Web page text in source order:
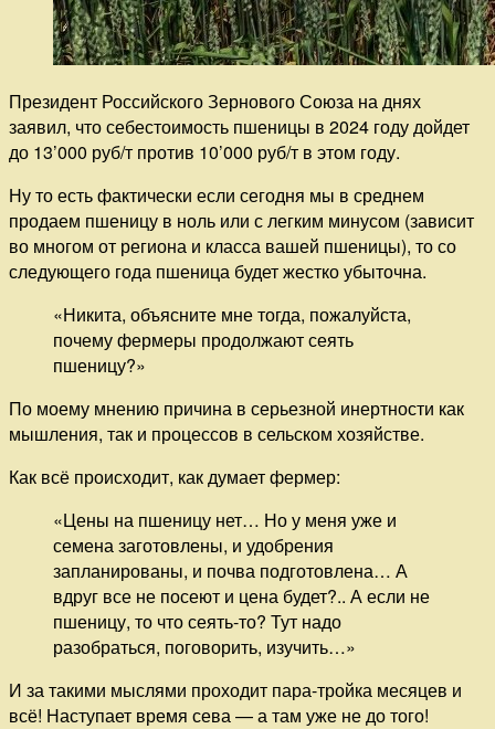
Президент Российского Зернового Союза на днях
заявил, что себестоимость пшеницы в 2024 году дойдет
до 13’000 руб/т против 10’000 руб/т в этом году.
Ну то есть фактически если сегодня мы в среднем
продаем пшеницу в ноль или с легким минусом (зависит
во многом от региона и класса вашей пшеницы), то со
следующего года пшеница будет жестко убыточна.
«Никита, объясните мне тогда, пожалуйста,
почему фермеры продолжают сеять
пшеницу?»
По моему мнению причина в серьезной инертности как
мышления, так и процессов в сельском хозяйстве.
Как всё происходит, как думает фермер:
«Цены на пшеницу нет… Но у меня уже и
семена заготовлены, и удобрения
запланированы, и почва подготовлена… А
вдруг все не посеют и цена будет?.. А если не
пшеницу, то что сеять-то? Тут надо
разобраться, поговорить, изучить…»
И за такими мыслями проходит пара-тройка месяцев и
всё! Наступает время сева — а там уже не до того!